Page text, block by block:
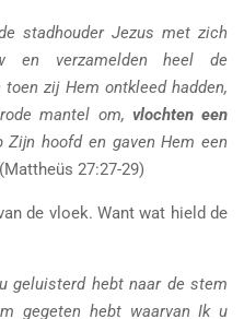
stadhouder Jezus met zich
en verzamelden heel de
zij Hem ontkleed hadden,
mantel om, vlochten een
Zijn hoofd en gaven Hem een
(Mattheüs 27:27-29)
de vloek. Want wat hield de
geluisterd hebt naar de stem
gegeten hebt waarvan Ik u